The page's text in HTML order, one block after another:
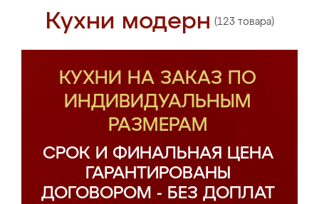
Кухни модерн (123 товара)
КУХНИ НА ЗАКАЗ ПО
ИНДИВИДУАЛЬНЫМ
РАЗМЕРАМ
СРОК И ФИНАЛЬНАЯ ЦЕНА
ГАРАНТИРОВАНЫ
ДОГОВОРОМ - БЕЗ ДОПЛАТ